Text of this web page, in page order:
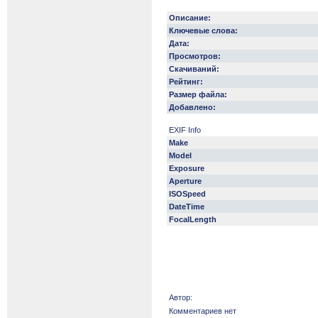
Описание:
Ключевые слова:
Дата:
Просмотров:
Скачиваний:
Рейтинг:
Размер файла:
Добавлено:
EXIF Info
Make
Model
Exposure
Aperture
ISOSpeed
DateTime
FocalLength
Автор:
Комментариев нет